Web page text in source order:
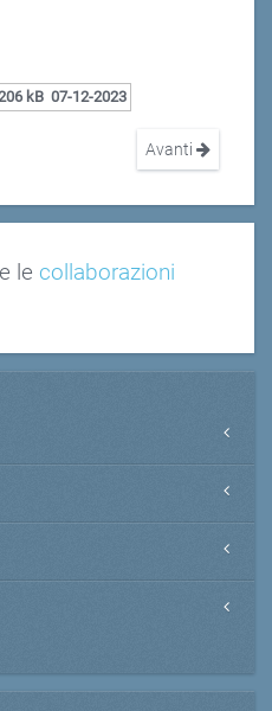
kB 07-12-2023
Avanti
le collaborazioni